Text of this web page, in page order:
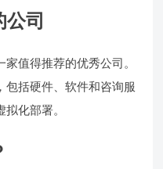
司
值得推荐的优秀公司。
包括硬件、软件和咨询服
化部署。